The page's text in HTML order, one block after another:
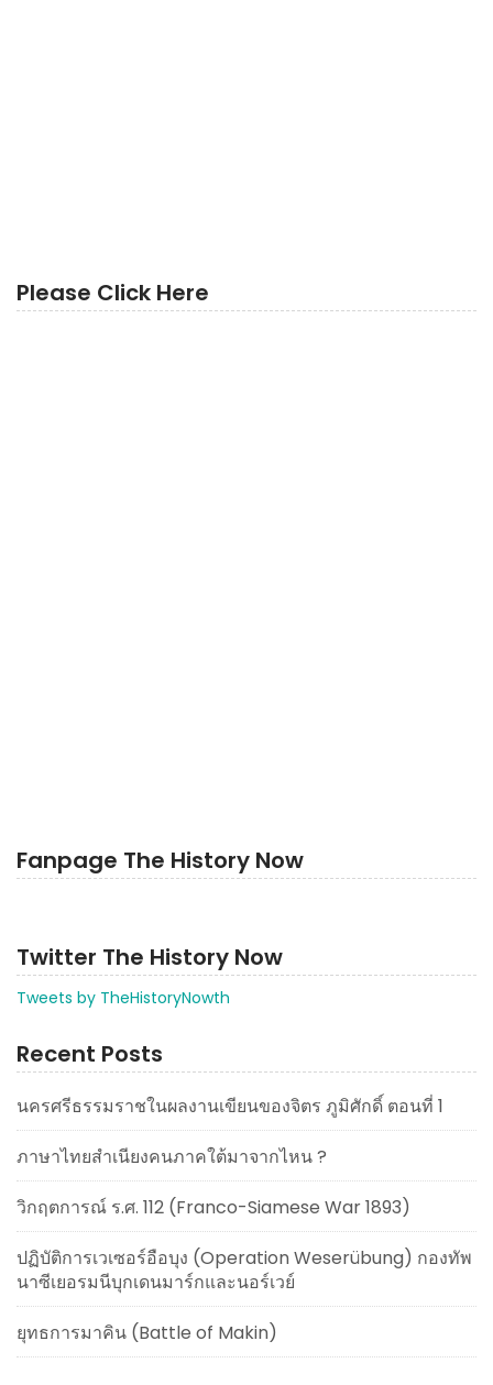
Please Click Here
Fanpage The History Now
Twitter The History Now
Tweets by TheHistoryNowth
Recent Posts
นครศรีธรรมราชในผลงานเขียนของจิตร ภูมิศักดิ์ ตอนที่ 1
ภาษาไทยสำเนียงคนภาคใต้มาจากไหน ?
วิกฤตการณ์ ร.ศ. 112 (Franco-Siamese War 1893)
ปฏิบัติการเวเซอร์อือบุง (Operation Weserübung) กองทัพ
นาซีเยอรมนีบุกเดนมาร์กและนอร์เวย์
ยุทธการมาคิน (Battle of Makin)